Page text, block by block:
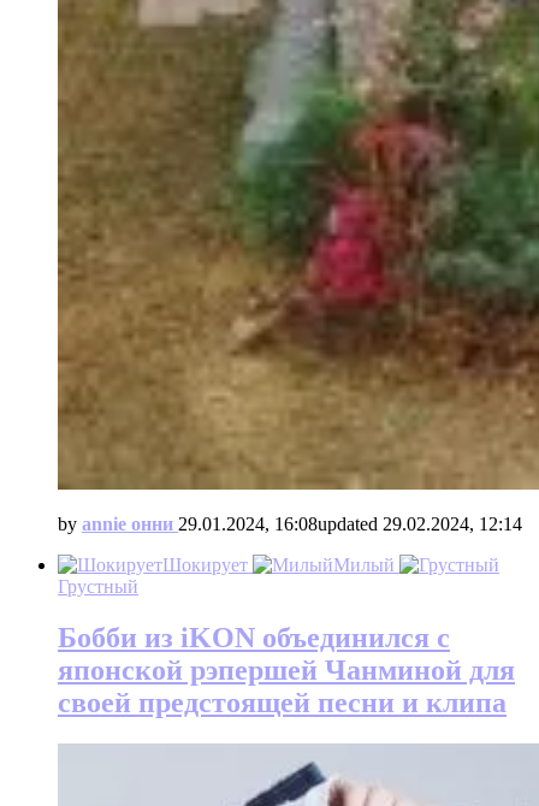
by annie онни 29.01.2024, 16:08updated 29.02.2024, 12:14
Шокирует
Милый
Грустный
Бобби из iKON объединился с
японской рэпершей Чанминой для
своей предстоящей песни и клипа